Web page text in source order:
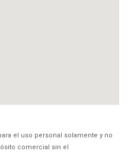
el uso personal solamente y no
comercial sin el